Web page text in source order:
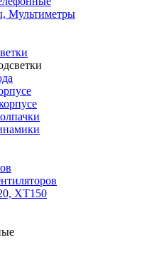
Мультиметры
XT150